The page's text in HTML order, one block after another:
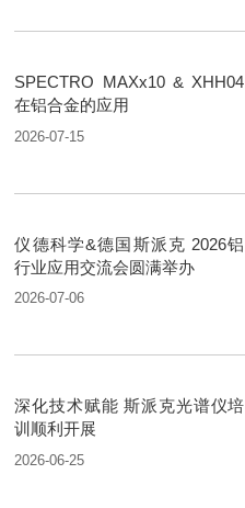
SPECTRO MAXx10 & XHH04
在铝合金的应用
2026-07-15
仪德科学&德国斯派克 2026铝
行业应用交流会圆满举办
2026-07-06
深化技术赋能 斯派克光谱仪培
训顺利开展
2026-06-25